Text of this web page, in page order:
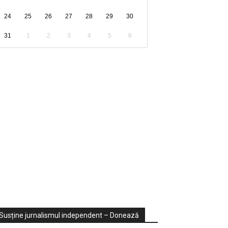
24 25 26 27 28 29 30
31 1 2 3 4 5 6
jurnalismul independent – Donează